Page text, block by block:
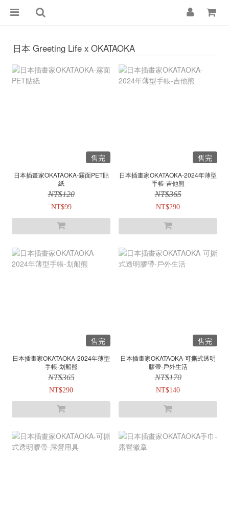
日本 Greeting Life x OKATAOKA
售完
日本插畫家OKATAOKA-霧面PET貼
紙
NT$120
NT$99
售完
日本插畫家OKATAOKA-2024年薄型
手帳-吉他熊
NT$365
NT$290
售完
日本插畫家OKATAOKA-2024年薄型
手帳-划船熊
NT$365
NT$290
售完
日本插畫家OKATAOKA-可撕式透明
膠帶-戶外生活
NT$170
NT$140